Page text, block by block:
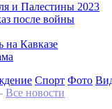
и Палестины 2023
после войны
на Кавказе
Спорт Фото
Все новости